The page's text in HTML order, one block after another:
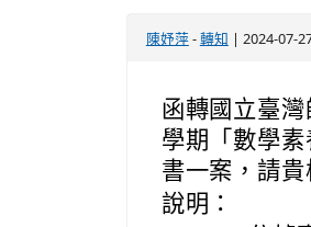
陳妤萍-轉知 | 2024-07-
函轉國立臺
學期「數學
書一案，請貴
說明：